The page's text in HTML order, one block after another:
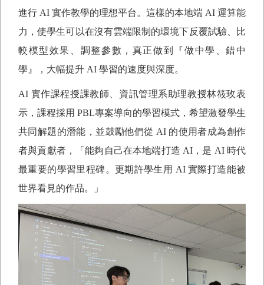
進行 AI 實作教學的理想平台。這樣的本地端 AI 運算能
力，使學生可以在沒有雲端限制的環境下反覆試驗、比
較模型效果、調整參數，真正做到『做中學、錯中
學』，大幅提升 AI 學習的速度與深度。
AI 實作課程授課教師、資訊管理系助理教授林筱玫表
示，課程採用 PBL專案導向的學習模式，希望激發學生
共同解題的潛能，並鼓勵他們從 AI 的使用者成為創作
者與貢獻者，「能夠自己在本地端打造 AI ，是 AI 時代
最重要的學習里程碑。更期許學生用 AI實際打造能被
世界看見的作品。」